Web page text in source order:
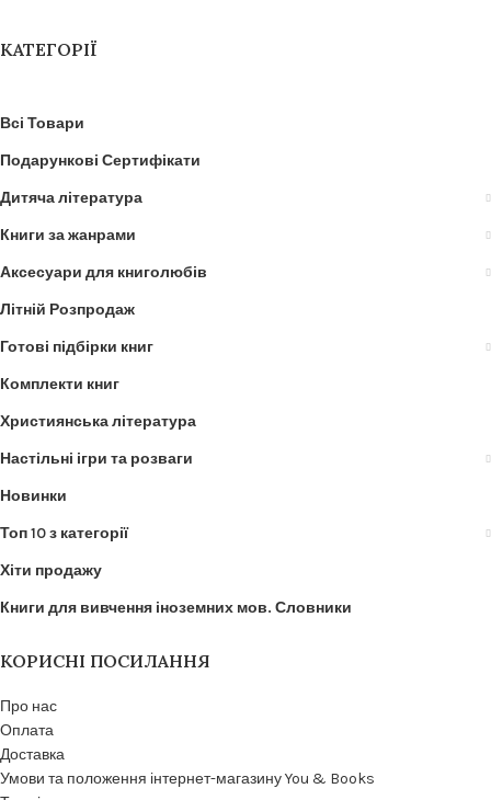
КАТЕГОРІЇ
Всі Товари
Подарункові Сертифікати
Дитяча література
Книги за жанрами
Аксесуари для книголюбів
Літній Розпродаж
Готові підбірки книг
Комплекти книг
Християнська література
Настільні ігри та розваги
Новинки
Топ 10 з категорії
Хіти продажу
Книги для вивчення іноземних мов. Словники
КОРИСНІ ПОСИЛАННЯ
Про нас
Оплата
Доставка
Умови та положення інтернет-магазину You & Books